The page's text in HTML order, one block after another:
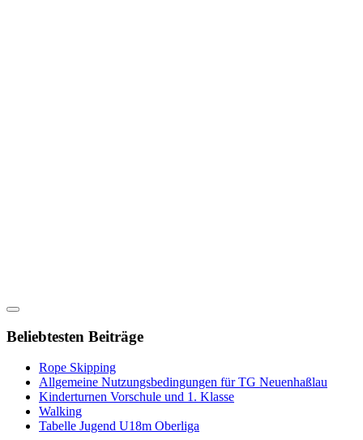
Beliebtesten Beiträge
Rope Skipping
Allgemeine Nutzungsbedingungen für TG Neuenhaßlau
Kinderturnen Vorschule und 1. Klasse
Walking
Tabelle Jugend U18m Oberliga